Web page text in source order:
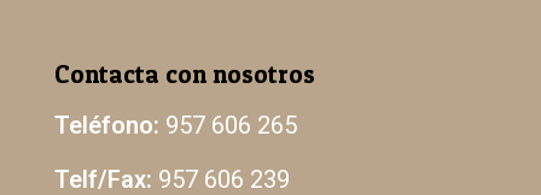
Contacta con nosotros
Teléfono: 957 606 265
Telf/Fax: 957 606 239